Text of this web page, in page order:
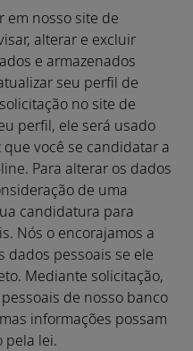
em nosso site de
alterar e excluir
e armazenados
seu perfil de
no site de
perfil, ele será usado
você se candidatar a
Para alterar os dados
de uma
candidatura para
Nós o encorajamos a
dados pessoais se ele
Mediante solicitação,
de nosso banco
informações possam
pela lei.